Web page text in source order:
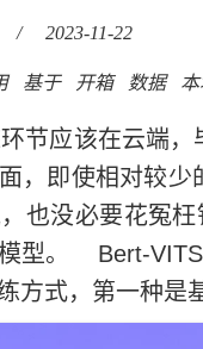
/ 2023-11-22
基于 开箱 数据
节应该在云端，
，即使相对较少
也没必要花冤枉
型。 Bert-
方式，第一种是